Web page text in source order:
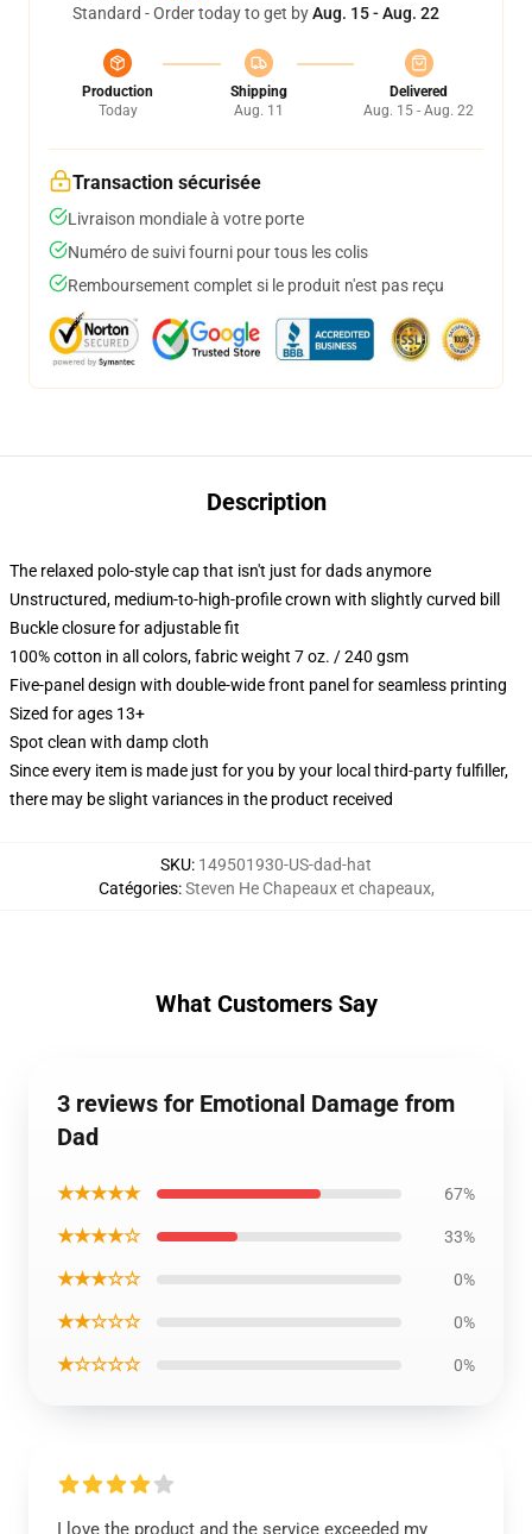
Standard - Order today to get byAug. 15 - Aug. 22
Production
Today
Shipping
Aug. 11
Delivered
Aug. 15 - Aug. 22
Transaction sécurisée
Livraison mondiale à votre porte
Numéro de suivi fourni pour tous les colis
Remboursement complet si le produit n'est pas reçu
Description
The relaxed polo-style cap that isn't just for dads anymore
Unstructured, medium-to-high-profile crown with slightly curved bill
Buckle closure for adjustable fit
100% cotton in all colors, fabric weight 7 oz. / 240 gsm
Five-panel design with double-wide front panel for seamless printing
Sized for ages 13+
Spot clean with damp cloth
Since every item is made just for you by your local third-party fulfiller,
there may be slight variances in the product received
SKU: 149501930-US-dad-hat
Catégories:Steven He Chapeaux et chapeaux,
What Customers Say
3 reviews for Emotional Damage from
Dad
★★★★★ 67%
★★★★☆ 33%
★★★☆☆ 0%
★★☆☆☆ 0%
★☆☆☆☆ 0%
I love the product and the service exceeded my